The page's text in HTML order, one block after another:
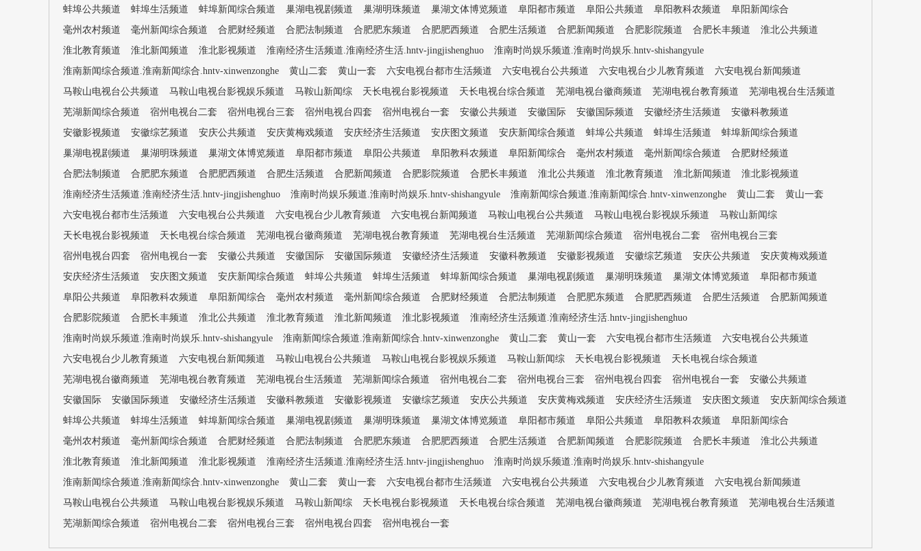
蚌埠公共频道
蚌埠生活频道 蚌埠新闻综合频道 巢湖电视剧频道 巢湖明珠频道 巢湖文体博览频道 阜阳都市频道 阜阳公共频道 阜阳教科农频道
阜阳新闻综合
毫州农村频道
毫州新闻综合频道 合肥财经频道 合肥法制频道 合肥肥东频道 合肥肥西频道 合肥生活频道 合肥新闻频道 合肥影院频道 合肥长丰频道
淮北公共频道
淮北教育频道
淮北新闻频道 淮北影视频道 淮南经济生活频道.淮南经济生活.hntv-jingjishenghuo
淮南时尚娱乐频道.淮南时尚娱乐.hntv-shishangyule
淮南新闻综合频道.淮南新闻综合.hntv-xinwenzonghe
黄山二套 黄山一套 六安电视台都市生活频道 六安电视台公共频道 六安电视台少儿教育频道
六安电视台新闻频道
马鞍山电视台公共频道
马鞍山电视台影视娱乐频道 马鞍山新闻综 天长电视台影视频道 天长电视台综合频道 芜湖电视台徽商频道 芜湖电视台教育频道
芜湖电视台生活频道
芜湖新闻综合频道
宿州电视台二套 宿州电视台三套 宿州电视台四套 宿州电视台一套 安徽公共频道 安徽国际 安徽国际频道 安徽经济生活频道
安徽科教频道
安徽影视频道
安徽综艺频道 安庆公共频道 安庆黄梅戏频道 安庆经济生活频道 安庆图文频道 安庆新闻综合频道 蚌埠公共频道 蚌埠生活频道
蚌埠新闻综合频道
巢湖电视剧频道
巢湖明珠频道 巢湖文体博览频道 阜阳都市频道 阜阳公共频道 阜阳教科农频道 阜阳新闻综合 毫州农村频道 毫州新闻综合频道
合肥财经频道
合肥法制频道
合肥肥东频道 合肥肥西频道 合肥生活频道 合肥新闻频道 合肥影院频道 合肥长丰频道 淮北公共频道 淮北教育频道 淮北新闻频道
淮北影视频道
淮南经济生活频道.淮南经济生活.hntv-jingjishenghuo
淮南时尚娱乐频道.淮南时尚娱乐.hntv-shishangyule 淮南新闻综合频道.淮南新闻综合.hntv-xinwenzonghe 黄山二套
黄山一套
六安电视台都市生活频道
六安电视台公共频道 六安电视台少儿教育频道 六安电视台新闻频道 马鞍山电视台公共频道 马鞍山电视台影视娱乐频道
马鞍山新闻综
天长电视台影视频道
天长电视台综合频道 芜湖电视台徽商频道 芜湖电视台教育频道 芜湖电视台生活频道 芜湖新闻综合频道 宿州电视台二套
宿州电视台三套
宿州电视台四套
宿州电视台一套 安徽公共频道 安徽国际 安徽国际频道 安徽经济生活频道 安徽科教频道 安徽影视频道 安徽综艺频道 安庆公共频道
安庆黄梅戏频道
安庆经济生活频道
安庆图文频道 安庆新闻综合频道 蚌埠公共频道 蚌埠生活频道 蚌埠新闻综合频道 巢湖电视剧频道 巢湖明珠频道 巢湖文体博览频道
阜阳都市频道
阜阳公共频道
阜阳教科农频道 阜阳新闻综合 毫州农村频道 毫州新闻综合频道 合肥财经频道 合肥法制频道 合肥肥东频道 合肥肥西频道 合肥生活频道
合肥新闻频道
合肥影院频道
合肥长丰频道 淮北公共频道 淮北教育频道 淮北新闻频道 淮北影视频道
淮南经济生活频道.淮南经济生活.hntv-jingjishenghuo
淮南时尚娱乐频道.淮南时尚娱乐.hntv-shishangyule
淮南新闻综合频道.淮南新闻综合.hntv-xinwenzonghe 黄山二套 黄山一套 六安电视台都市生活频道
六安电视台公共频道
六安电视台少儿教育频道
六安电视台新闻频道 马鞍山电视台公共频道 马鞍山电视台影视娱乐频道 马鞍山新闻综 天长电视台影视频道
天长电视台综合频道
芜湖电视台徽商频道
芜湖电视台教育频道 芜湖电视台生活频道 芜湖新闻综合频道 宿州电视台二套 宿州电视台三套 宿州电视台四套 宿州电视台一套
安徽公共频道
安徽国际
安徽国际频道 安徽经济生活频道 安徽科教频道 安徽影视频道 安徽综艺频道 安庆公共频道 安庆黄梅戏频道 安庆经济生活频道 安庆图文频道
安庆新闻综合频道
蚌埠公共频道
蚌埠生活频道 蚌埠新闻综合频道 巢湖电视剧频道 巢湖明珠频道 巢湖文体博览频道 阜阳都市频道 阜阳公共频道 阜阳教科农频道
阜阳新闻综合
毫州农村频道
毫州新闻综合频道 合肥财经频道 合肥法制频道 合肥肥东频道 合肥肥西频道 合肥生活频道 合肥新闻频道 合肥影院频道 合肥长丰频道
淮北公共频道
淮北教育频道
淮北新闻频道 淮北影视频道 淮南经济生活频道.淮南经济生活.hntv-jingjishenghuo
淮南时尚娱乐频道.淮南时尚娱乐.hntv-shishangyule
淮南新闻综合频道.淮南新闻综合.hntv-xinwenzonghe
黄山二套 黄山一套 六安电视台都市生活频道 六安电视台公共频道 六安电视台少儿教育频道
六安电视台新闻频道
马鞍山电视台公共频道
马鞍山电视台影视娱乐频道 马鞍山新闻综 天长电视台影视频道 天长电视台综合频道 芜湖电视台徽商频道 芜湖电视台教育频道
芜湖电视台生活频道
芜湖新闻综合频道
宿州电视台二套 宿州电视台三套 宿州电视台四套 宿州电视台一套